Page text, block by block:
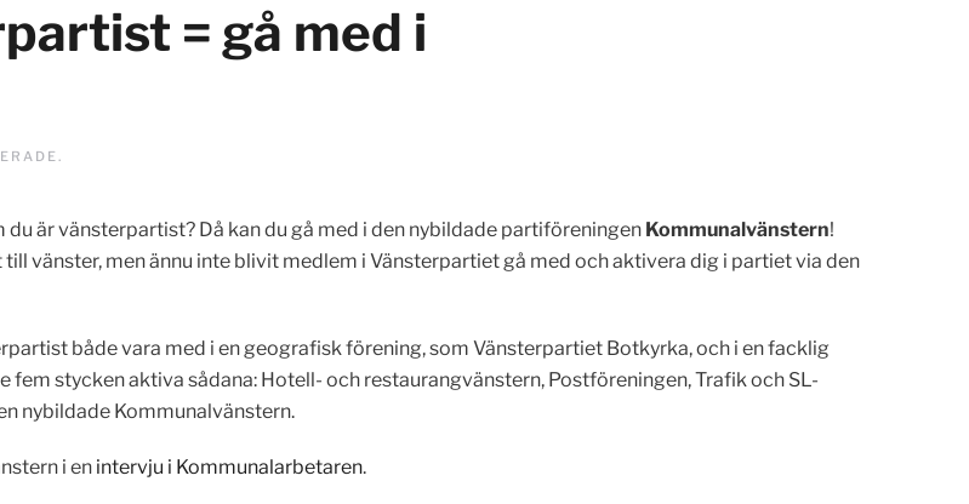
= gå med i
.
är vänsterpartist? Då kan du gå med i den nybildade partiföreningen Kommunalvänstern!
vänster, men ännu inte blivit medlem i Vänsterpartiet gå med och aktivera dig i partiet via den
både vara med i en geografisk förening, som Vänsterpartiet Botkyrka, och i en facklig
fem stycken aktiva sådana: Hotell- och restaurangvänstern, Postföreningen, Trafik och SL-
nybildade Kommunalvänstern.
i en intervju i Kommunalarbetaren.